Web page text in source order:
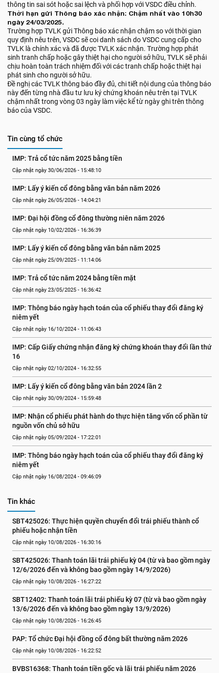
thông tin sai sót hoặc sai lệch và phối hợp với VSDC điều chỉnh.
Thời hạn gửi Thông báo xác nhận: Chậm nhất vào 10h30
ngày 24/03/2025.
Trường hợp TVLK gửi Thông báo xác nhận chậm so với thời gian
quy định nêu trên, VSDC sẽ coi danh sách do VSDC cung cấp cho
TVLK là chính xác và đã được TVLK xác nhận. Trường hợp phát
sinh tranh chấp hoặc gây thiệt hại cho người sở hữu, TVLK sẽ phải
chịu hoàn toàn trách nhiệm đối với các tranh chấp hoặc thiệt hại
phát sinh cho người sở hữu.
Đề nghị các TVLK thông báo đầy đủ, chi tiết nội dung của thông báo
này đến từng nhà đầu tư lưu ký chứng khoán nêu trên tại TVLK
chậm nhất trong vòng 03 ngày làm việc kể từ ngày ghi trên thông
báo của VSDC.
Tin cùng tổ chức
IMP: Trả cổ tức năm 2025 bằng tiền
Cập nhật ngày 30/06/2026 - 15:48:10
IMP: Lấy ý kiến cổ đông bằng văn bản năm 2026
Cập nhật ngày 26/05/2026 - 14:04:21
IMP: Đại hội đồng cổ đông thường niên năm 2026
Cập nhật ngày 10/02/2026 - 16:36:39
IMP: Lấy ý kiến cổ đông bằng văn bản năm 2025
Cập nhật ngày 25/09/2025 - 11:14:06
IMP: Trả cổ tức năm 2024 bằng tiền mặt
Cập nhật ngày 23/05/2025 - 16:36:42
IMP: Thông báo ngày hạch toán của cổ phiếu thay đổi đăng ký
niêm yết
Cập nhật ngày 16/10/2024 - 11:06:43
IMP: Cấp Giấy chứng nhận đăng ký chứng khoán thay đổi lần thứ
16
Cập nhật ngày 02/10/2024 - 16:32:55
IMP: Lấy ý kiến cổ đông bằng văn bản 2024 lần 2
Cập nhật ngày 30/09/2024 - 15:59:48
IMP: Nhận cổ phiếu phát hành do thực hiện tăng vốn cổ phần từ
nguồn vốn chủ sở hữu
Cập nhật ngày 05/09/2024 - 17:22:01
IMP: Thông báo ngày hạch toán của cổ phiếu thay đổi đăng ký
niêm yết
Cập nhật ngày 16/08/2024 - 09:46:09
Tin khác
SBT425026: Thực hiện quyền chuyển đổi trái phiếu thành cổ
phiếu hoặc nhận tiền
Cập nhật ngày 10/08/2026 - 16:30:16
SBT425026: Thanh toán lãi trái phiếu kỳ 04 (từ và bao gồm ngày
12/6/2026 đến và không bao gồm ngày 14/9/2026)
Cập nhật ngày 10/08/2026 - 16:27:22
SBT12402: Thanh toán lãi trái phiếu kỳ 07 (từ và bao gồm ngày
13/6/2026 đến và không bao gồm ngày 13/9/2026)
Cập nhật ngày 10/08/2026 - 16:26:45
PAP: Tổ chức Đại hội đồng cổ đông bất thường năm 2026
Cập nhật ngày 10/08/2026 - 16:22:52
BVBS16368: Thanh toán tiền gốc và lãi trái phiếu năm 2026